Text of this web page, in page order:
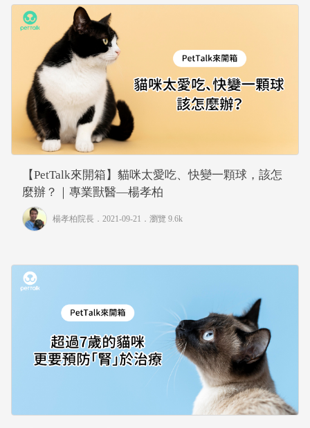
【PetTalk來開箱】貓咪太愛吃、快變一顆球，該怎
麼辦？｜專業獸醫—楊孝柏
楊孝柏院長 ．2021-09-21． 瀏覽 9.6k